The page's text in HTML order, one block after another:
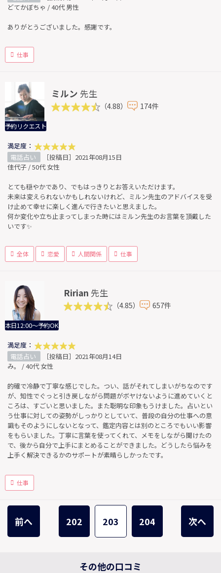
どてかぼちゃ / 40代 男性
ありがとうございました。感謝です。
仕事
予約リクエスト
ミルン 先生
（4.88） 174件
満足度：
電話占い
［投稿日］2021年08月15日
佳代子 / 50代 女性
とても穏やかであり、でもはっきりとお答えいただけます。
未来は変えられないかもしれないけれど、ミルン先生のアドバイスを受
け止めて幸せに楽しく進んで行きたいと思えました。
何か変化や立ち止まってしまった時にはミルン先生のお言葉を頂戴した
いです✨
全体 恋愛 人間関係 仕事
本日12:00～予約OK
Ririan 先生
（4.85） 657件
満足度：
電話占い
［投稿日］2021年08月14日
み。 / 40代 女性
的確で冷静で丁寧な感じでした。つい、話がそれてしまいがちなのです
が、知性でぐっと引き戻しながら問題がボヤけないように進めていくと
ころは、すごいと思いました。また聡明な印象もうけました。占いとい
う仕事に対しての姿勢がしっかりとしていて、普段の自分の仕事への意
識もそのようにしないとなって、鑑定内容とは別のところでもいい影響
をもらいました。丁寧に言葉を使ってくれて、メモをしながら聞けたの
で、後から自分で上手にまとめることができました。どうしたら悩みを
上手く解決できるかのサポートが素晴らしかったです。
仕事
前へ 202 203 204 次へ
その他の口コミ